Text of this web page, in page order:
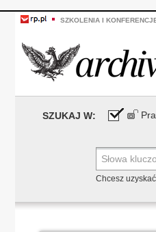
SZKOLENIA I
SZUKAJ W:
Chcesz